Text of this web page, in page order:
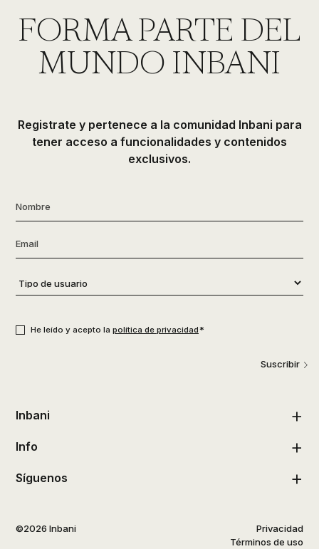
FORMA PARTE DEL
MUNDO INBANI
Registrate y pertenece a la comunidad Inbani para
tener acceso a funcionalidades y contenidos
exclusivos.
Nombre
Email
Tipo
de
He leído y acepto la política de privacidad*
Suscribir
Inbani
Info
Síguenos
©2026 Inbani
Privacidad
Términos de uso